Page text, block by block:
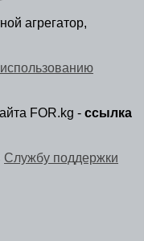
агрегатор,
FOR.kg - ссылка
Службу поддержки